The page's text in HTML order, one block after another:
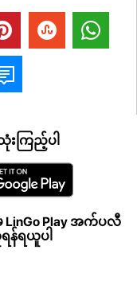
းကြည့်ပါ
LinGo Play အက်ပလီ
န်ရယူပါ